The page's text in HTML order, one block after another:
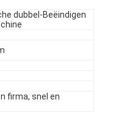
dubbel-Beëindigen
firma, snel en